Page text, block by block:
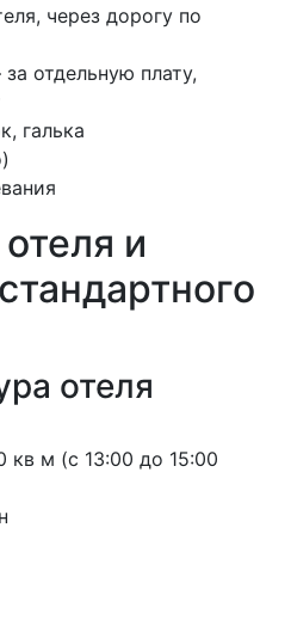
через дорогу по
отдельную плату,
галька
и
отеля
кв м (с 13:00 до 15:00